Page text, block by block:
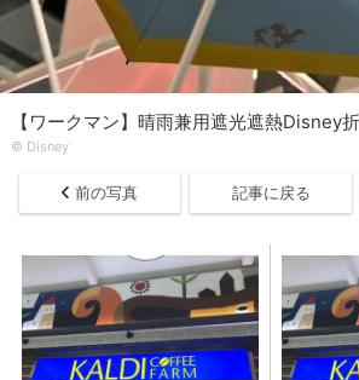
【ワークマン】晴雨兼用遮光遮熱Disney
© Disney
前の写真 記事に戻る